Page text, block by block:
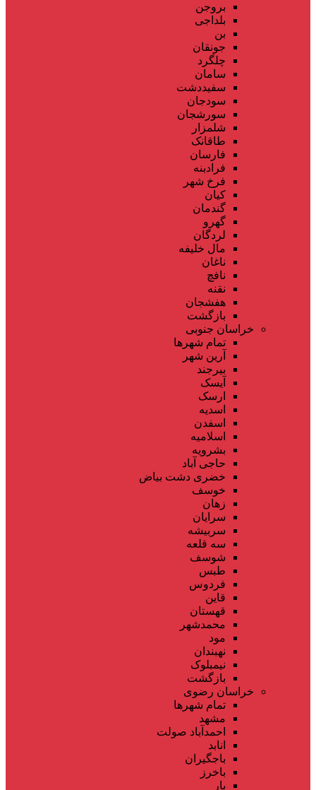
بروجن
بلداجی
بن
جونقان
چلگرد
سامان
سفیددشت
سودجان
سورشجان
شلمزار
طاقانک
فارسان
فرادبنه
فرخ شهر
کیان
گندمان
گهرو
لردگان
مال خلیفه
ناغان
نافچ
نقنه
هفشجان
بازگشت
خراسان جنوبی
تمام شهر‌ها
آرین شهر
بیرجند
آیسک
ارسک
اسدیه
اسفدن
اسلامیه
بشرویه
حاجی آباد
خضری دشت بیاض
خوسف
زهان
سرایان
سربیشه
سه قلعه
شوسف
طبس
فردوس
قاین
قهستان
محمدشهر
مود
نهبندان
نیمبلوک
بازگشت
خراسان رضوی
تمام شهر‌ها
مشهد
احمدآباد صولت
انابد
باجگیران
باخرز
بار